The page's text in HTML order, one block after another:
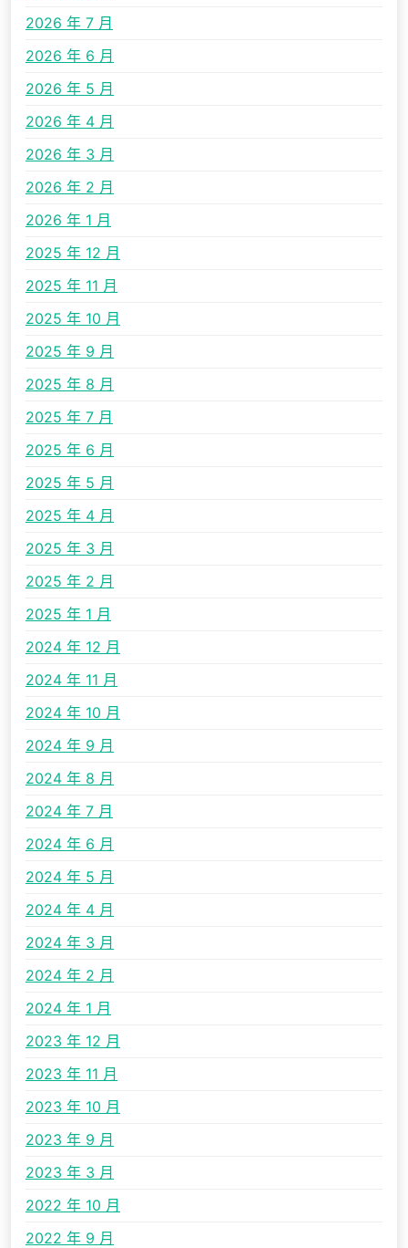
2026 年 7 月
2026 年 6 月
2026 年 5 月
2026 年 4 月
2026 年 3 月
2026 年 2 月
2026 年 1 月
2025 年 12 月
2025 年 11 月
2025 年 10 月
2025 年 9 月
2025 年 8 月
2025 年 7 月
2025 年 6 月
2025 年 5 月
2025 年 4 月
2025 年 3 月
2025 年 2 月
2025 年 1 月
2024 年 12 月
2024 年 11 月
2024 年 10 月
2024 年 9 月
2024 年 8 月
2024 年 7 月
2024 年 6 月
2024 年 5 月
2024 年 4 月
2024 年 3 月
2024 年 2 月
2024 年 1 月
2023 年 12 月
2023 年 11 月
2023 年 10 月
2023 年 9 月
2023 年 3 月
2022 年 10 月
2022 年 9 月